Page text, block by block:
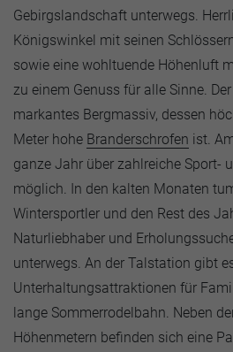
Gebirgslandschaft unterwegs.
Königswinkel mit seinen
sowie eine wohltuende Höhenluft
zu einem Genuss für alle Sinne.
markantes Bergmassiv, dessen
Meter hohe Branderschrofen ist.
ganze Jahr über zahlreiche Sport-
möglich. In den kalten Monaten
Wintersportler und den Rest des
Naturliebhaber und
unterwegs. An der Talstation gibt
Unterhaltungsattraktionen für
lange Sommerrodelbahn. Neben
Höhenmetern befinden sich eine